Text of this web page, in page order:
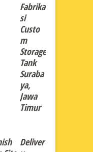
Fabrika
si
Custo
m
Storage
Tank
Suraba
ya,
Jawa
Timur
Deliver